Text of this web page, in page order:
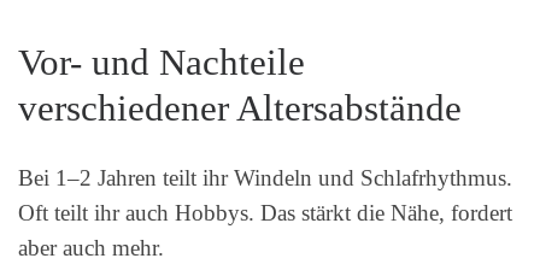
Vor- und Nachteile
verschiedener Altersabstände
Bei 1–2 Jahren teilt ihr Windeln und Schlafrhythmus.
Oft teilt ihr auch Hobbys. Das stärkt die Nähe, fordert
aber auch mehr.